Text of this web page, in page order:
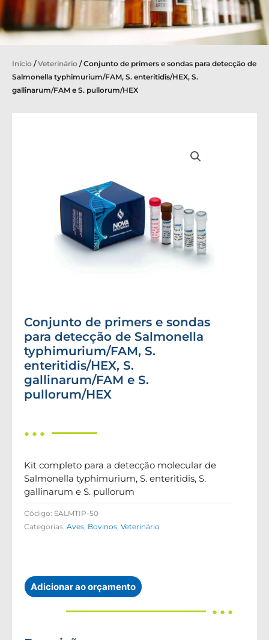
Início /Veterinário / Conjunto de primers e sondas para detecção de
Salmonella typhimurium/FAM, S. enteritidis/HEX, S.
gallinarum/FAM e S. pullorum/HEX
Conjunto de primers e sondas
para detecção de Salmonella
typhimurium/FAM, S.
enteritidis/HEX, S.
gallinarum/FAM e S.
pullorum/HEX
● ● ●
Kit completo para a detecção molecular de
Salmonella typhimurium, S. enteritidis, S.
gallinarum e S. pullorum
Código: SALMTIP-50
Categorias: Aves Bovinos Veterinário
Adicionar ao orçamento
● ● ●